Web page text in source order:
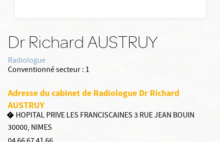
Dr Richard AUSTRUY
Radiologue
Conventionné secteur : 1
Adresse du cabinet de Radiologue Dr Richard
AUSTRUY
HOPITAL PRIVE LES FRANCISCAINES 3 RUE JEAN BOUIN
30000, NIMES